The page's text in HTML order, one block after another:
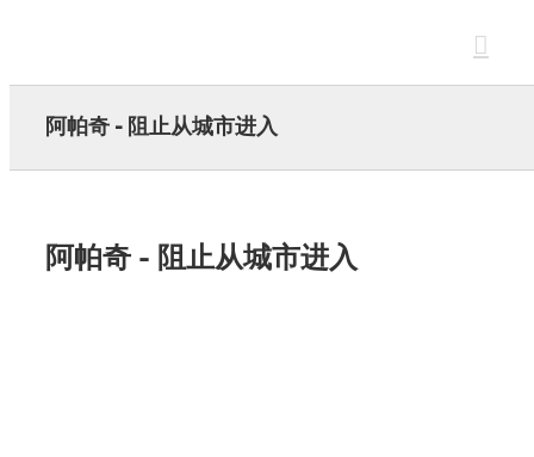
阿帕奇 - 阻止从城市进入
阿帕奇 - 阻止从城市进入